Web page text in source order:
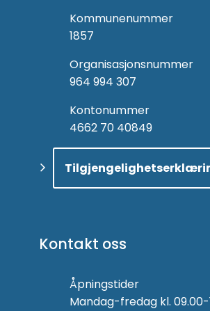
Kommunenummer
1857
Organisasjonsnummer
964 994 307
Kontonummer
4662 70 40849
Kontakt oss
Åpningstider
Mandag-fredag kl. 09.00-